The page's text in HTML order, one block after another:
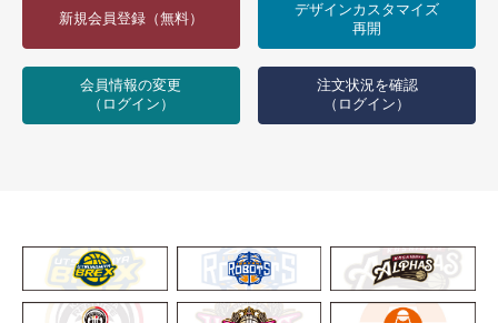
新規会員登録（無料）
デザインカスタマイズ
再開
会員情報の変更
（ログイン）
注文状況を確認
（ログイン）